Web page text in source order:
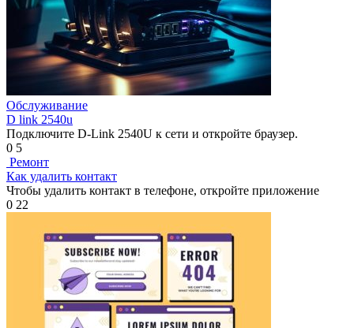
Обслуживание
D link 2540u
Подключите D-Link 2540U к сети и откройте браузер.
0 5
Ремонт
Как удалить контакт
Чтобы удалить контакт в телефоне, откройте приложение
0 22